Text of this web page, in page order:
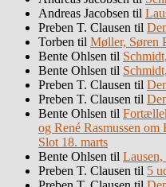
Andreas Jacobsen til
Preben T. Clausen til
Torben til Møller, Søren
Bente Ohlsen til
Bente Ohlsen til
Preben T. Clausen til
Preben T. Clausen til
Bente Ohlsen til
og René Rasmussen
Slot 18. marts
Bente Ohlsen til
Preben T. Clausen til 5